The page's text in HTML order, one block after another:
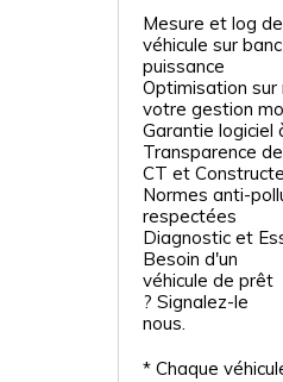
Mesure et log
véhicule sur
puissance
Optimisation sur
votre gestion
Garantie logiciel
Transparence
CT et
Normes anti-
respectées
Diagnostic et
Besoin d'un
véhicule de prêt
? Signalez-le
nous.
* Chaque